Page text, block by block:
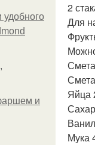
удобного
и
2
Для
Яйца
Мука